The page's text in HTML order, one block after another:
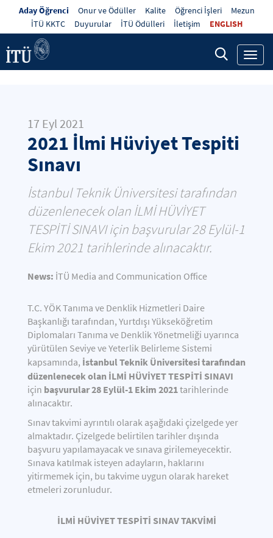
Aday Öğrenci Onur ve Ödüller Kalite Öğrenci İşleri
Mezun
İTÜ KKTC
Duyurular İTÜ Ödülleri İletişim ENGLISH
17 Eyl 2021
2021 İlmi Hüviyet Tespiti
Sınavı
İstanbul Teknik Üniversitesi tarafından
düzenlenecek olan İLMİ HÜVİYET
TESPİTİ SINAVI için başvurular 28 Eylül-1
Ekim 2021 tarihlerinde alınacaktır.
News: İTÜ Media and Communication Office
T.C. YÖK Tanıma ve Denklik Hizmetleri Daire
Başkanlığı tarafından, Yurtdışı Yükseköğretim
Diplomaları Tanıma ve Denklik Yönetmeliği uyarınca
yürütülen Seviye ve Yeterlik Belirleme Sistemi
kapsamında, İstanbul Teknik Üniversitesi tarafından
düzenlenecek olan İLMİ HÜVİYET TESPİTİ SINAVI
için başvurular 28 Eylül-1 Ekim 2021tarihlerinde
alınacaktır.
Sınav takvimi ayrıntılı olarak aşağıdaki çizelgede yer
almaktadır. Çizelgede belirtilen tarihler dışında
başvuru yapılamayacak ve sınava girilemeyecektir.
Sınava katılmak isteyen adayların, haklarını
yitirmemek için, bu takvime uygun olarak hareket
etmeleri zorunludur.
İLMİ HÜVİYET TESPİTİ SINAV TAKVİMİ